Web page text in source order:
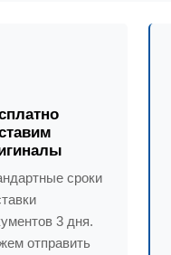
сроки
3 дня.
отправить